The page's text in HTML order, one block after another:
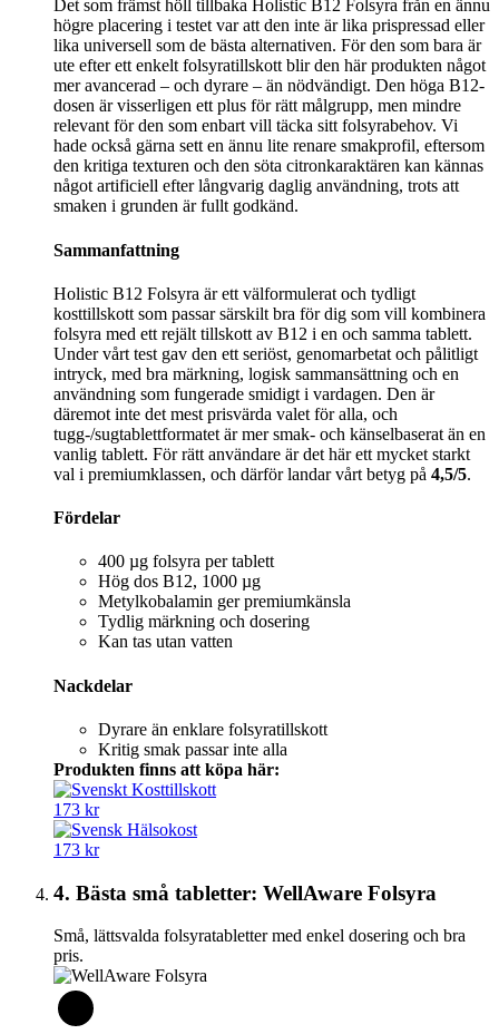
Det som främst höll tillbaka Holistic B12 Folsyra från en ännu
högre placering i testet var att den inte är lika prispressad eller
lika universell som de bästa alternativen. För den som bara är
ute efter ett enkelt folsyratillskott blir den här produkten något
mer avancerad – och dyrare – än nödvändigt. Den höga B12-
dosen är visserligen ett plus för rätt målgrupp, men mindre
relevant för den som enbart vill täcka sitt folsyrabehov. Vi
hade också gärna sett en ännu lite renare smakprofil, eftersom
den kritiga texturen och den söta citronkaraktären kan kännas
något artificiell efter långvarig daglig användning, trots att
smaken i grunden är fullt godkänd.
Sammanfattning
Holistic B12 Folsyra är ett välformulerat och tydligt
kosttillskott som passar särskilt bra för dig som vill kombinera
folsyra med ett rejält tillskott av B12 i en och samma tablett.
Under vårt test gav den ett seriöst, genomarbetat och pålitligt
intryck, med bra märkning, logisk sammansättning och en
användning som fungerade smidigt i vardagen. Den är
däremot inte det mest prisvärda valet för alla, och
tugg-/sugtablettformatet är mer smak- och känselbaserat än en
vanlig tablett. För rätt användare är det här ett mycket starkt
val i premiumklassen, och därför landar vårt betyg på 4,5/5.
Fördelar
400 µg folsyra per tablett
Hög dos B12, 1000 µg
Metylkobalamin ger premiumkänsla
Tydlig märkning och dosering
Kan tas utan vatten
Nackdelar
Dyrare än enklare folsyratillskott
Kritig smak passar inte alla
Produkten finns att köpa här:
173 kr
173 kr
4. Bästa små tabletter: WellAware Folsyra
Små, lättsvalda folsyratabletter med enkel dosering och bra
pris.